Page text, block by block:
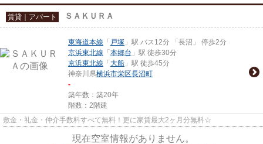
賃貸｜アパート ＳＡＫＵＲＡ
東海道本線 「 戸塚 」駅 バス12分 「長沼」 停歩2分
京浜東北線 「 本郷台 」駅 徒歩30分
京浜東北線 「 大船 」駅 徒歩45分
神奈川県横浜市栄区長沼町
-
築年数：築20年
階数：2階建
敷金・礼金・仲介手数料すべて無料！更に家賃最大2ヶ月分無料☆
現在空室情報がありません。